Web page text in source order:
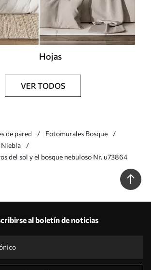
Hojas
VER TODOS
de pared
Fotomurales Bosque
Niebla
del sol y el bosque nebuloso Nr. u73864
al boletín de noticias